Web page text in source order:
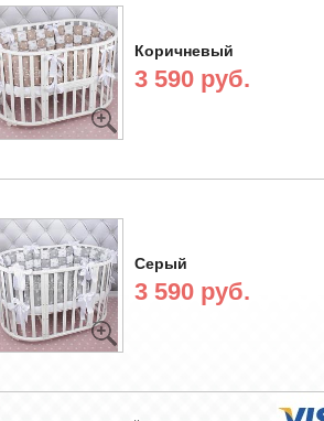
Коричневый
3 590 руб.
Серый
3 590 руб.